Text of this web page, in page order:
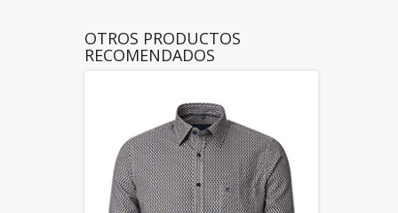
OTROS PRODUCTOS
RECOMENDADOS